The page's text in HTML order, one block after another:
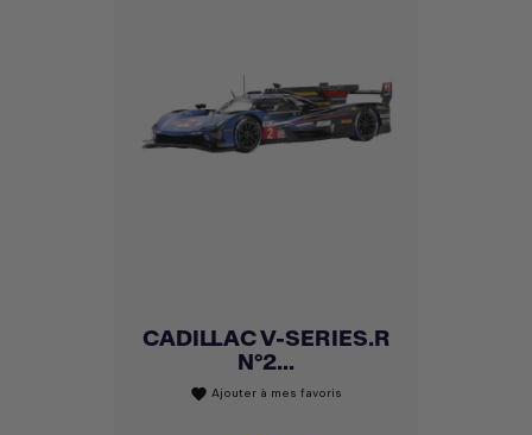
CADILLAC V-SERIES.R
N°2...
favorite Ajouter à mes favoris